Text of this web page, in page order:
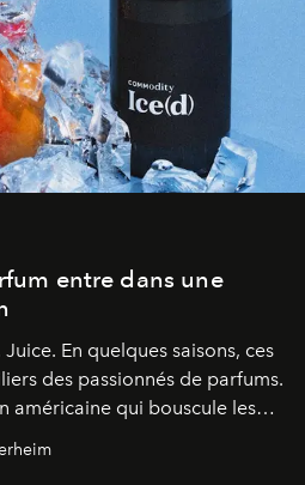
entre dans une
En quelques saisons, ces
des passionnés de parfums.
américaine qui bouscule les
que personnelle :